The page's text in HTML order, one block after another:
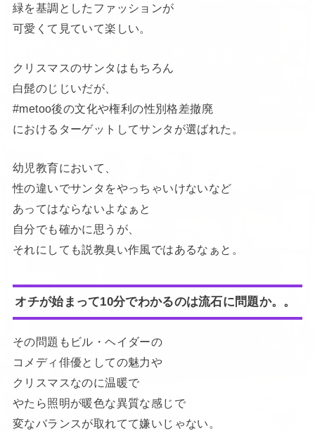
緑を基調としたファッションが
可愛くて見ていて楽しい。
クリスマスのサンタはもちろん
白髭のじじいだが、
#metoo後の文化や権利の性別格差撤廃
におけるターゲットしてサンタが選ばれた。
幼児教育において、
性の違いでサンタをやっちゃいけないなど
あってはならないよなぁと
自分でも確かに思うが、
それにしても説教臭い作風ではあるなぁと。
オチが始まって10分でわかるのは流石に問題か。。
その問題もビル・ヘイダーの
コメディ俳優としての魅力や
クリスマスなのに温暖で
やたら照明が暖色な異質な感じで
変なバランスが取れてて嫌いじゃない。